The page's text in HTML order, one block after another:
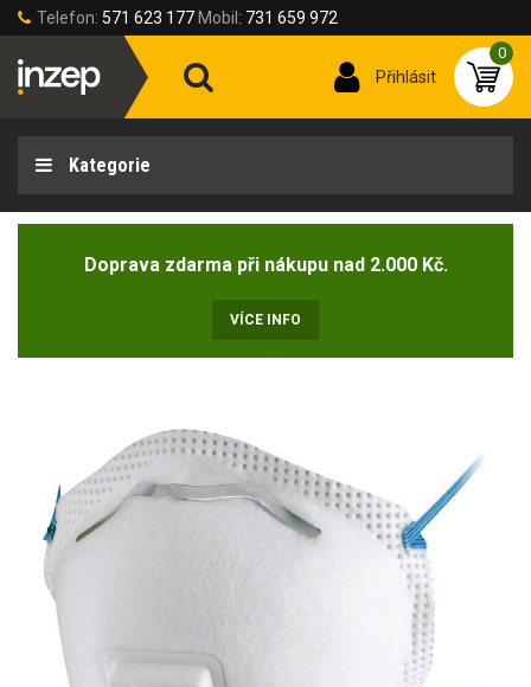
Telefon: 571 623 177 Mobil: 731 659 972
Přihlásit
0
Kategorie
Doprava zdarma při nákupu nad 2.000 Kč.
VÍCE INFO